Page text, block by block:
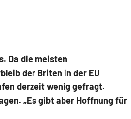
Da die meisten
der Briten in der EU
derzeit wenig gefragt.
„Es gibt aber Hoffnung für